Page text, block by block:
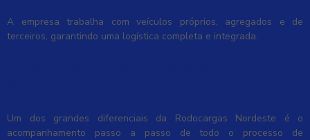
A empresa trabalha com veículos próprios, agregados e de
terceiros, garantindo uma logística completa e integrada.
Um dos grandes diferenciais da Rodocargas Nordeste é o
acompanhamento passo a passo de todo o processo de